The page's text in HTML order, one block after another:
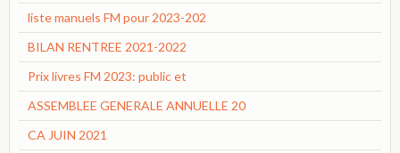
liste manuels FM pour 2023-202
BILAN RENTREE 2021-2022
Prix livres FM 2023: public et
ASSEMBLEE GENERALE ANNUELLE 20
CA JUIN 2021